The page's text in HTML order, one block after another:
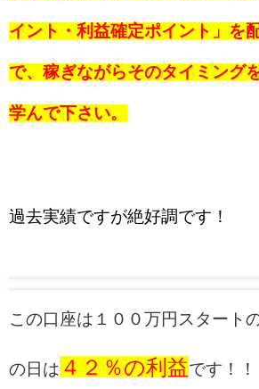
イント・利益確定ポイント」を
で、稼ぎながらそのタイミング
学んで下さい。
過去実績ですが絶好調です！
この口座は１００万円スタート
の日は ４２％の利益です！！